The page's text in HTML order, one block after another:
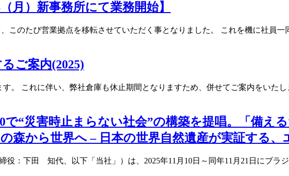
月）新事務所にて業務開始】
このたび営業拠点を移転させていただく事となりました。 これを機に社員
ご案内(2025)
。 これに伴い、弊社倉庫も休止期間となりますため、併せてご案内をいた
で“災害時止まらない社会”の構築を提唱。「備え
森から世界へ – ⽇本の世界自然遺産が実証する、
役：下田 知代、以下「当社」）は、2025年11月10日～同年11月21日にブラ